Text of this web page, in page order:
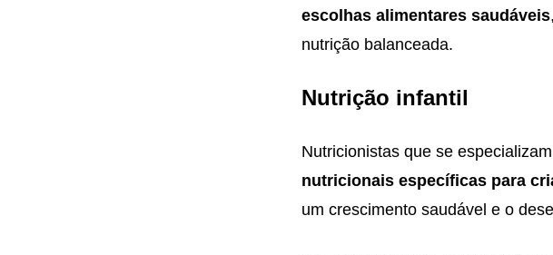
escolhas alimentares saudáveis
nutrição balanceada.
Nutrição infantil
Nutricionistas que se
nutricionais específicas para
um crescimento saudável e o